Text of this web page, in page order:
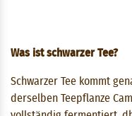
Was ist schwarzer Tee?
Schwarzer Tee kommt
derselben Teepflanze